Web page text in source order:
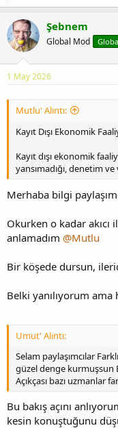
Şebnem
Global Mod
1 May 2026
Mutlu' Alıntı:
Kayıt Dışı Ekonomik
Kayıt dışı ekonomik
yansımadığı, denetim
Merhaba bilgi
Okurken o kadar akıcı
anlamadım @Mutlu
Bir köşede dursun,
Belki yanılıyorum
Umut' Alıntı:
Selam paylaşımcılar
güzel denge kurmuşsun
Açıkçası bazı uzmanlar
Bu bakış açını
kesin konuştuğunu